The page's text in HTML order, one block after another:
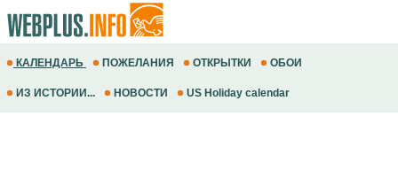
КАЛЕНДАРЬ ПОЖЕЛАНИЯ ОТКРЫТКИ ОБОИ
ИЗ ИСТОРИИ... НОВОСТИ US Holiday calendar